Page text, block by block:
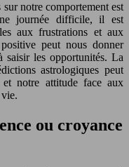
notre comportement est
journée difficile, il est
aux frustrations et aux
peut nous donner
saisir les opportunités. La
astrologiques peut
notre attitude face aux
ou croyance